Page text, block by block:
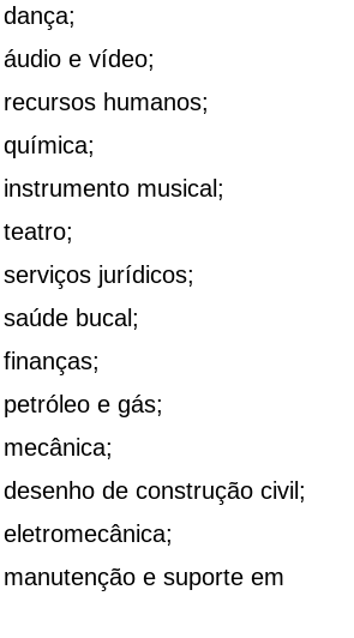
e vídeo;
humanos;
musical;
jurídicos;
bucal;
e gás;
de construção civil;
e suporte em